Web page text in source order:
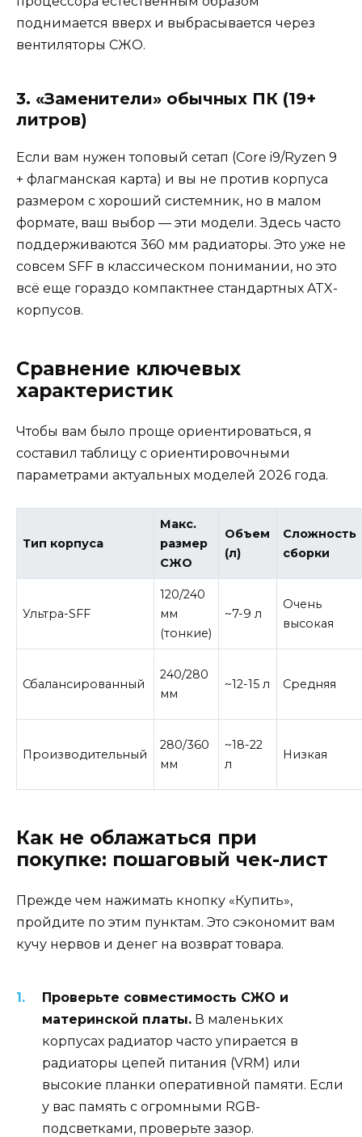
поднимается вверх и выбрасывается через
вентиляторы СЖО.
3. «Заменители» обычных ПК (19+
литров)
Если вам нужен топовый сетап (Core i9/Ryzen 9
+ флагманская карта) и вы не против корпуса
размером с хороший системник, но в малом
формате, ваш выбор — эти модели. Здесь часто
поддерживаются 360 мм радиаторы. Это уже не
совсем SFF в классическом понимании, но это
всё еще гораздо компактнее стандартных ATX-
корпусов.
Сравнение ключевых
характеристик
Чтобы вам было проще ориентироваться, я
составил таблицу с ориентировочными
параметрами актуальных моделей 2026 года.
Тип корпуса
Макс.
размер
СЖО
Объем
(л)
Сложность
сборки
Ультра-SFF
120/240
мм
(тонкие)
~7-9 л
Очень
высокая
Сбалансированный
240/280
мм
~12-15 л Средняя
Производительный
280/360
мм
~18-22
л
Низкая
Как не облажаться при
покупке: пошаговый чек-лист
Прежде чем нажимать кнопку «Купить»,
пройдите по этим пунктам. Это сэкономит вам
кучу нервов и денег на возврат товара.
Проверьте совместимость СЖО и
материнской платы. В маленьких
корпусах радиатор часто упирается в
радиаторы цепей питания (VRM) или
высокие планки оперативной памяти. Если
у вас память с огромными RGB-
подсветками, проверьте зазор.